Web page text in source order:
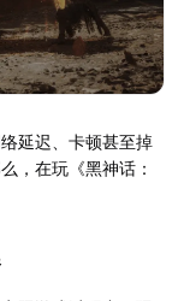
延迟、卡顿甚至掉
，在玩《黑神话：